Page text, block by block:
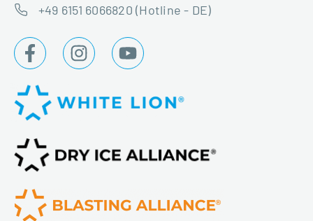
+49 6151 6066820 (Hotline - DE)